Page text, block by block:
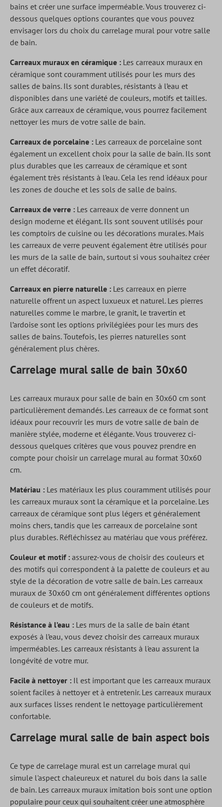
bains et créer une surface imperméable. Vous trouverez ci-
dessous quelques options courantes que vous pouvez
envisager lors du choix du carrelage mural pour votre salle
de bain.
Carreaux muraux en céramique : Les carreaux muraux en
céramique sont couramment utilisés pour les murs des
salles de bains. Ils sont durables, résistants à l’eau et
disponibles dans une variété de couleurs, motifs et tailles.
Grâce aux carreaux de céramique, vous pourrez facilement
nettoyer les murs de votre salle de bain.
Carreaux de porcelaine : Les carreaux de porcelaine sont
également un excellent choix pour la salle de bain. Ils sont
plus durables que les carreaux de céramique et sont
également très résistants à l’eau. Cela les rend idéaux pour
les zones de douche et les sols de salle de bains.
Carreaux de verre : Les carreaux de verre donnent un
design moderne et élégant. Ils sont souvent utilisés pour
les comptoirs de cuisine ou les décorations murales. Mais
les carreaux de verre peuvent également être utilisés pour
les murs de la salle de bain, surtout si vous souhaitez créer
un effet décoratif.
Carreaux en pierre naturelle : Les carreaux en pierre
naturelle offrent un aspect luxueux et naturel. Les pierres
naturelles comme le marbre, le granit, le travertin et
l’ardoise sont les options privilégiées pour les murs des
salles de bains. Toutefois, les pierres naturelles sont
généralement plus chères.
Carrelage mural salle de bain 30x60
Les carreaux muraux pour salle de bain en 30x60 cm sont
particulièrement demandés. Les carreaux de ce format sont
idéaux pour recouvrir les murs de votre salle de bain de
manière stylée, moderne et élégante. Vous trouverez ci-
dessous quelques critères que vous pouvez prendre en
compte pour choisir un carrelage mural au format 30x60
cm.
Matériau : Les matériaux les plus couramment utilisés pour
les carreaux muraux sont la céramique et la porcelaine. Les
carreaux de céramique sont plus légers et généralement
moins chers, tandis que les carreaux de porcelaine sont
plus durables. Réfléchissez au matériau que vous préférez.
Couleur et motif : assurez-vous de choisir des couleurs et
des motifs qui correspondent à la palette de couleurs et au
style de la décoration de votre salle de bain. Les carreaux
muraux de 30x60 cm ont généralement différentes options
de couleurs et de motifs.
Résistance à l’eau : Les murs de la salle de bain étant
exposés à l’eau, vous devez choisir des carreaux muraux
imperméables. Les carreaux résistants à l'eau assurent la
longévité de votre mur.
Facile à nettoyer : Il est important que les carreaux muraux
soient faciles à nettoyer et à entretenir. Les carreaux muraux
aux surfaces lisses rendent le nettoyage particulièrement
confortable.
Carrelage mural salle de bain aspect bois
Ce type de carrelage mural est un carrelage mural qui
simule l'aspect chaleureux et naturel du bois dans la salle
de bain. Les carreaux muraux imitation bois sont une option
populaire pour ceux qui souhaitent créer une atmosphère